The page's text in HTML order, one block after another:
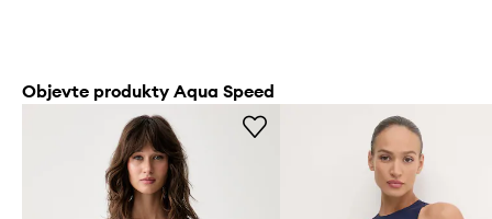
Objevte produkty Aqua Speed